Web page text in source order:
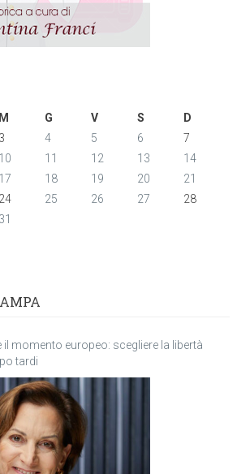
M G V S
D
3 4 5 6
7
10 11 12 13
14
17 18 19 20
21
24 25 26 27
28
31
il momento europeo: scegliere la libertà
tardi